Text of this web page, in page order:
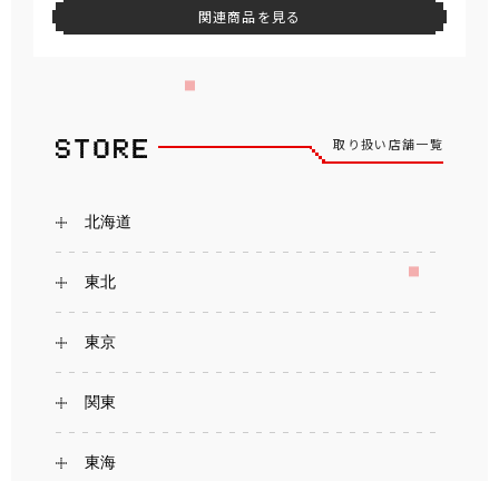
関連商品を見る
取り扱い店舗一覧
北海道
東北
東京
関東
東海